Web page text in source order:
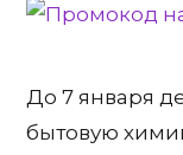
До 7 января
бытовую